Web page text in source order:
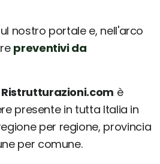
nostro portale e, nell'arco
preventivi da
Ristrutturazioni.com è
presente in tutta Italia in
per regione, provincia
per comune.